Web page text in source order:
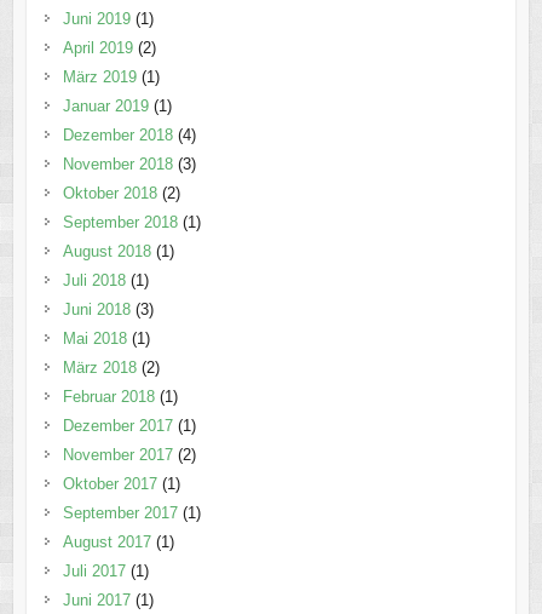
Juni 2019(1)
April 2019(2)
März 2019(1)
Januar 2019(1)
Dezember 2018(4)
November 2018(3)
Oktober 2018(2)
September 2018(1)
August 2018(1)
Juli 2018(1)
Juni 2018(3)
Mai 2018(1)
März 2018(2)
Februar 2018(1)
Dezember 2017(1)
November 2017(2)
Oktober 2017(1)
September 2017(1)
August 2017(1)
Juli 2017(1)
Juni 2017(1)